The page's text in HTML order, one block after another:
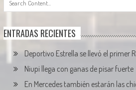
ENTRADAS RECIENTES
Deportivo Estrella se llevó el primer
Niupi llega con ganas de pisar fuerte
En Mercedes también estarán las